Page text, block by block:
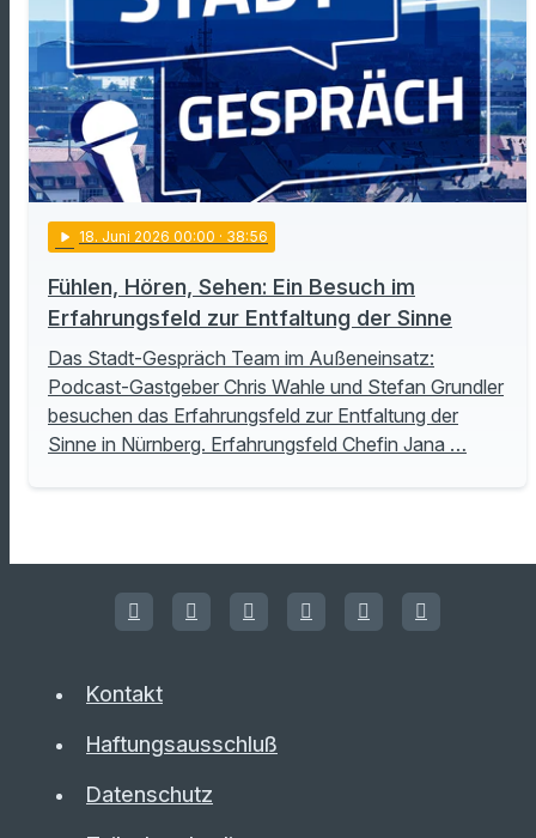
play_arrow 18. Juni 2026 00:00 · 38:56
Fühlen, Hören, Sehen: Ein Besuch im
Erfahrungsfeld zur Entfaltung der Sinne
Das Stadt-Gespräch Team im Außeneinsatz:
Podcast-Gastgeber Chris Wahle und Stefan Grundler
besuchen das Erfahrungsfeld zur Entfaltung der
Sinne in Nürnberg. Erfahrungsfeld Chefin Jana …
Kontakt
Haftungsausschluß
Datenschutz